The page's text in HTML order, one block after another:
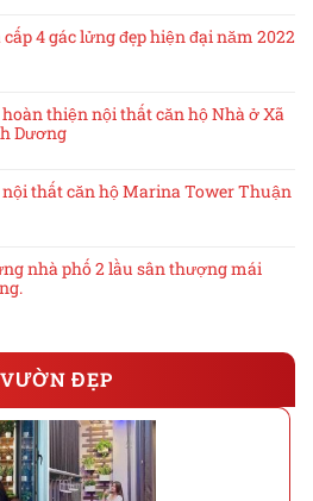
4 gác lửng đẹp hiện đại năm 2022
thiện nội thất căn hộ Nhà ở Xã
Dương
thất căn hộ Marina Tower Thuận
nhà phố 2 lầu sân thượng mái
ĐẸP